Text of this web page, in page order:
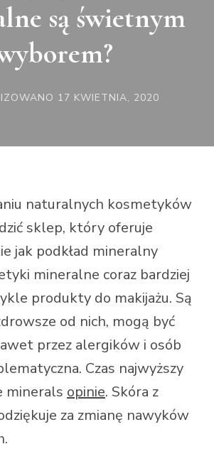
są świetnym
17 KWIETNIA, 2020
naturalnych kosmetyków
sklep, który oferuje
jak podkład mineralny
mineralne coraz bardziej
produkty do makijażu. Są
od nich, mogą być
przez alergików i osób
Czas najwyższy
minerals opinie. Skóra z
za zmianę nawyków